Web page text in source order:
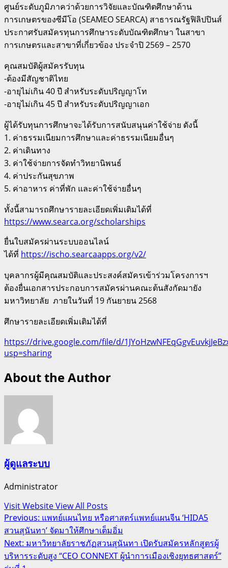
ศูนย์ระดับภูมิภาคว่าด้วยการวิจัยและบัณฑิตศึกษาด้าน
การเกษตรของซีมีโอ (SEAMEO SEARCA) สาธารณรัฐฟิลิปปินส์
ประกาศรับสมัครทุนการศึกษาระดับบัณฑิตศึกษา ในสาขา
การเกษตรและสาขาที่เกี่ยวข้อง ประจำปิ 2569 – 2570
คุณสมบัติผู้สมัครรับทุน
-ต้องมีสัญชาติไทย
-อายุไม่เกิน 40 ปี สำหรับระดับปริญญาโท
-อายุไม่เกิน 45 ปี สำหรับระดับปริญญาเอก
ผู้ได้รับทุนการศึกษาจะได้รับการสนับสนุนค่าใช้จ่าย ดังนี้
1. ค่าธรรมเนียมการศึกษาและค่าธรรมเนียมอื่นๆ
2. ค่าเดินทาง
3. ค่าใช้จ่ายการจัดทำวิทยานิพนธ์
4. ค่าประกันสุขภาพ
5. ค่าอาหาร ค่าที่พัก และค่าใช้จ่ายอื่นๆ
ทั้งนี้สามารถศึกษารายละเอียดเพิ่มเติมได้ที่
https://www.searca.org/scholarships
ยื่นใบสมัครผ่านระบบออนไลน์
ได้ที่ https://ischo.searcaapps.org/v2/
บุคลากรผู้มีคุณสมบัติและประสงค์สมัครเข้าร่วมโครงการฯ
ต้องยื่นเอกสารประกอบการสมัครผ่านคณะต้นสังกัดมายัง
มหาวิทยาลัย ภายในวันที่ 19 กันยายน 2568
ศึกษารายละเอียดเพิ่มเติมได้ที่
https://drive.google.com/file/d/
usp=sharing
About the Author
ผู้ดูแลระบบ
Administrator
Visit WebsiteView All Posts
Post
navigation
Previous: แพทย์แผนไทย หรือศาสตร์แพทย์แผนจีน ‘HIDA5
สวนสุนันทา’ จัดมาให้ศึกษาเต็มอิ่ม
Next: มหาวิทยาลัยราชภัฏสวนสุนันทา เปิดรับสมัครหลักสูตรผู้
บริหารระดับสูง “CEO CONNEXT ผู้นำการเมืองเชิงยุทธศาสตร์”